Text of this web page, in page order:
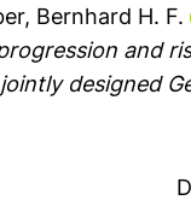
Bernhard H. F.
and
designed